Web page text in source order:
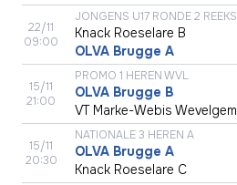
22/11
09:00
JONGENS U17 RONDE 2
Knack Roeselare B
OLVA Brugge A
15/11
21:00
PROMO 1 HEREN WVL
OLVA Brugge B
VT Marke-Webis
15/11
20:30
NATIONALE 3 HEREN A
OLVA Brugge A
Knack Roeselare C